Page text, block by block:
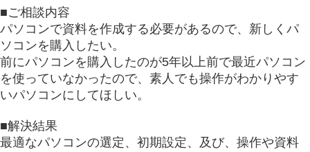
■ご相談内容
パソコンで資料を作成する必要があるので、新しくパ
ソコンを購入したい。
前にパソコンを購入したのが5年以上前で最近パソコン
を使っていなかったので、素人でも操作がわかりやす
いパソコンにしてほしい。
■解決結果
最適なパソコンの選定、初期設定、及び、操作や資料